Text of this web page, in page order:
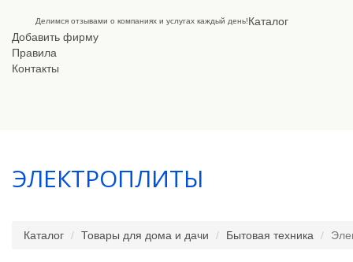
Делимся отзывами о компаниях и услугах каждый день!Каталог
Добавить фирму
Правила
Контакты
ЭЛЕКТРОПЛИТЫ
Каталог Товары для дома и дачи Бытовая техника